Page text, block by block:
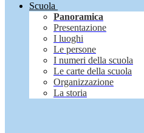
Scuola
Panoramica
Presentazione
I luoghi
Le persone
I numeri della scuola
Le carte della scuola
Organizzazione
La storia